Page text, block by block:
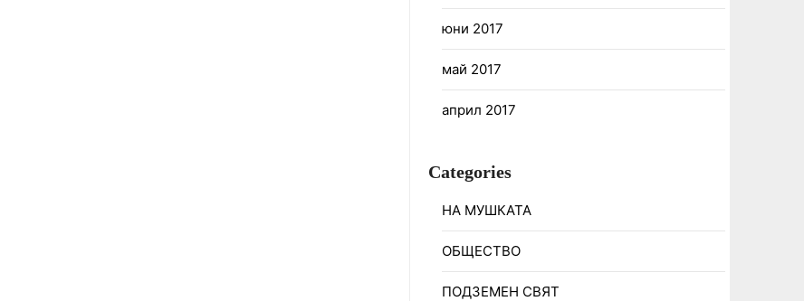
юни 2017
май 2017
април 2017
Categories
НА МУШКАТА
ОБЩЕСТВО
ПОДЗЕМЕН СВЯТ